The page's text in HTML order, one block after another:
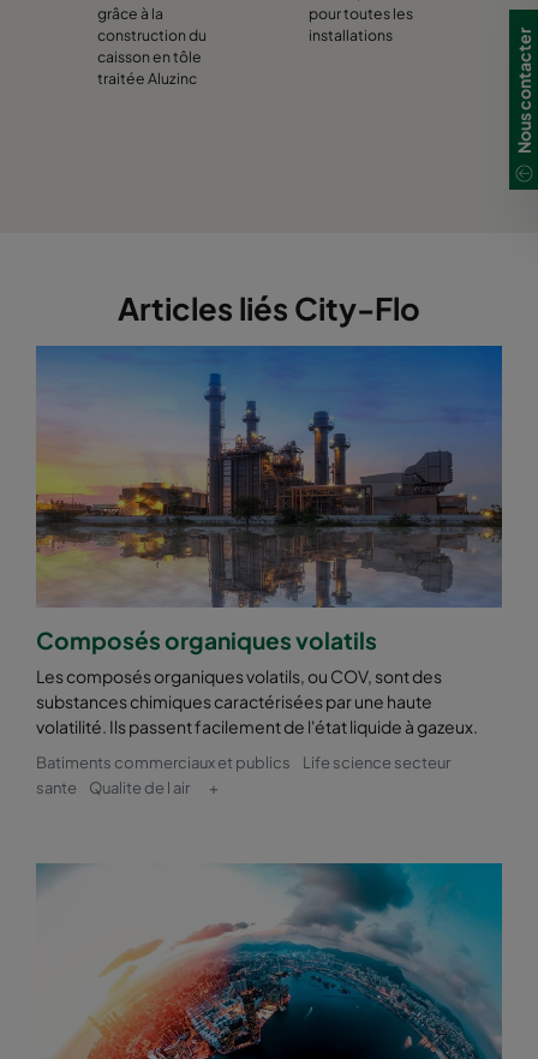
grâce à la
construction du
caisson en tôle
traitée Aluzinc
pour toutes les
installations
Articles liés City-Flo
Composés organiques volatils
Les composés organiques volatils, ou COV, sont des
substances chimiques caractérisées par une haute
volatilité. Ils passent facilement de l'état liquide à gazeux.
Batiments commerciaux et publics
Life science secteur
sante
Qualite de l air +
Nous contacter